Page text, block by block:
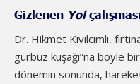
Gizlenen Yolçalışması
Dr. Hikmet Kıvılcımlı,
gürbüz kuşağı”na böyle bir
dönemin sonunda,